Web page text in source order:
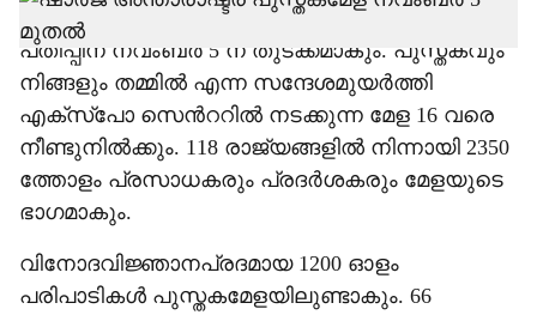
h
a
r
e
ഷാർജ അന്താരാഷ്ട്ര പുസ്തകമേളയുടെ 44 മത്
പതിപ്പിന് നവംബർ 5 ന് തുടക്കമാകും. പുസ്തകവും
നിങ്ങളും തമ്മില്‍ എന്ന സന്ദേശമുയർത്തി
എക്സ്പോ സെന്‍ററില്‍ നടക്കുന്ന മേള 16 വരെ
നീണ്ടുനില്‍ക്കും. 118 രാജ്യങ്ങളില്‍ നിന്നായി 2350
ത്തോളം പ്രസാധകരും പ്രദർശകരും മേളയുടെ
ഭാഗമാകും.
വിനോദവിജ്ഞാനപ്രദമായ 1200 ഓളം
പരിപാടികള്‍ പുസ്തകമേളയിലുണ്ടാകും. 66